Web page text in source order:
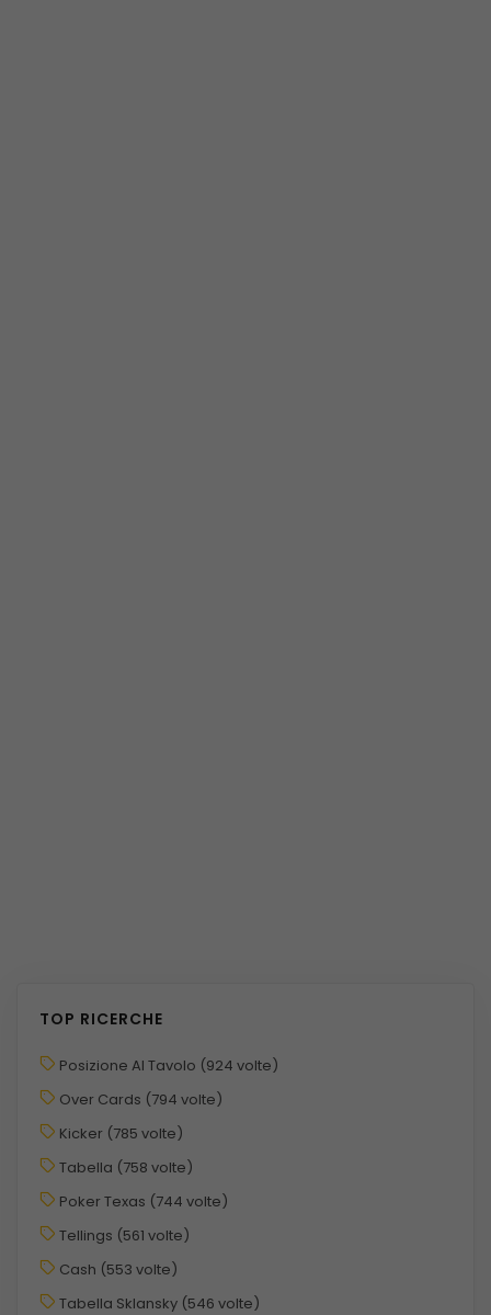
TOP RICERCHE
Posizione Al Tavolo (924 volte)
Over Cards (794 volte)
Kicker (785 volte)
Tabella (758 volte)
Poker Texas (744 volte)
Tellings (561 volte)
Cash (553 volte)
Tabella Sklansky (546 volte)